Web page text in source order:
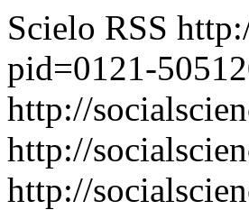
Scielo RSS
pid=0121-
http://
http://
http://